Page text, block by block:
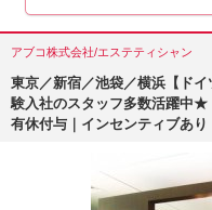
アブコ株式会社/エステティシャン
東京／新宿／池袋／横浜【ド
験入社のスタッフ多数活躍中★
有休付与｜インセンティブあり